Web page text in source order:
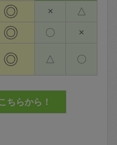
◎ × △
◎ 〇 ×
◎ △ 〇